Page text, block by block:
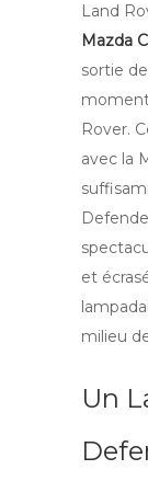
Land
Mazda
sortie
Rover.
avec la
et
milieu
Un